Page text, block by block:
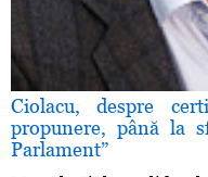
Ciolacu, despre
propunere, până la
Parlament”